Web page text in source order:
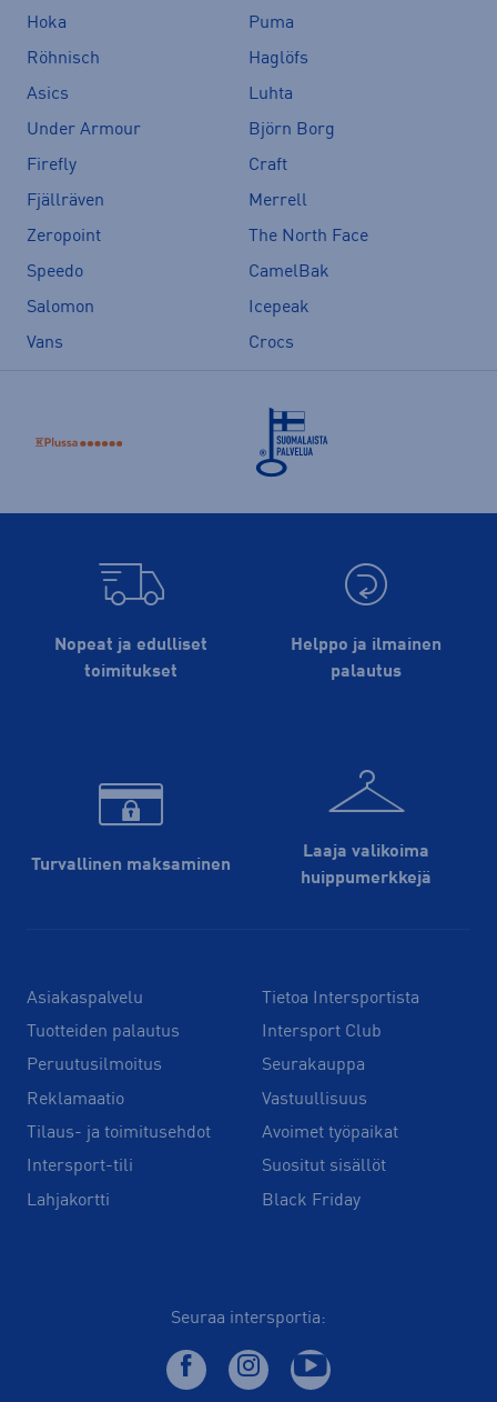
Hoka
Puma
Röhnisch
Haglöfs
Asics
Luhta
Under Armour
Björn Borg
Firefly
Craft
Fjällräven
Merrell
Zeropoint
The North Face
Speedo
CamelBak
Salomon
Icepeak
Vans
Crocs
Nopeat ja edulliset
toimitukset
Helppo ja ilmainen
palautus
Turvallinen maksaminen
Laaja valikoima
huippu­merkkejä
Asiakaspalvelu
Tuotteiden palautus
Peruutusilmoitus
Reklamaatio
Tilaus- ja toimitusehdot
Intersport-tili
Lahjakortti
Tietoa Intersportista
Intersport Club
Seurakauppa
Vastuullisuus
Avoimet työpaikat
Suositut sisällöt
Black Friday
Seuraa intersportia: